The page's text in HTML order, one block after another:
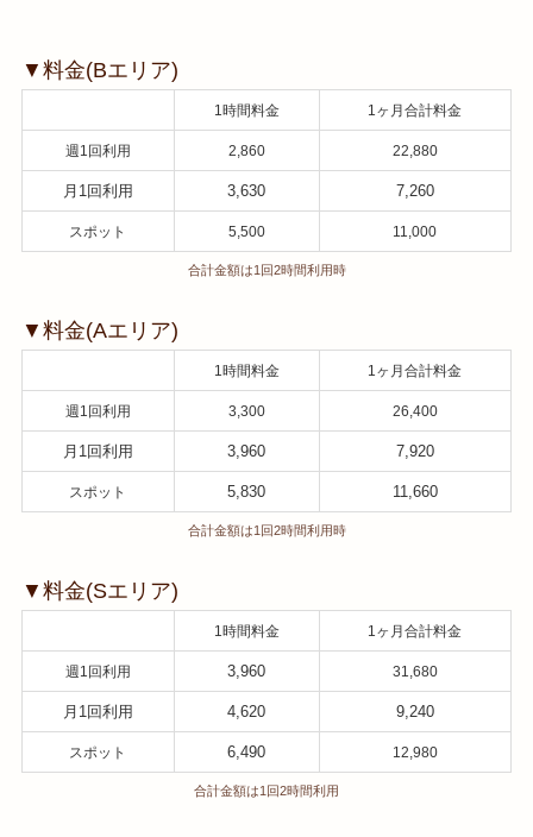
▼料金(Bエリア)
1時間料金 1ヶ月合計料金
週1回利用 2,860 22,880
月1回利用 3,630 7,260
スポット 5,500 11,000
合計金額は1回2時間利用時
▼料金(Aエリア)
1時間料金 1ヶ月合計料金
週1回利用 3,300 26,400
月1回利用 3,960 7,920
スポット 5,830 11,660
合計金額は1回2時間利用時
▼料金(Sエリア)
1時間料金 1ヶ月合計料金
週1回利用 3,960 31,680
月1回利用 4,620 9,240
スポット 6,490 12,980
合計金額は1回2時間利用